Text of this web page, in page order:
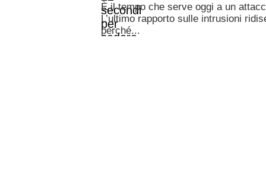
È il tempo che serve oggi a un
L’ultimo rapporto sulle intrusioni
perché...